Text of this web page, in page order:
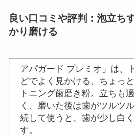
良い口コミや評判：泡立ち
かり磨ける
アパガード プレミオ」は、
どでよく見かける、ちょっ
トニング歯磨き粉。立ちも
く、磨いた後は歯がツルツ
続して使うと、歯が少し白
す。